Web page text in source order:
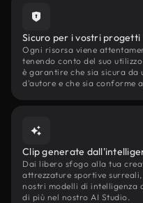
Sicuro per i vostri progetti
Ogni risorsa viene
tenendo conto del suo
è garantire che sia sicura
d'autore e che sia conforme
Clip generate
Dai libero sfogo alla tua
attrezzature sportive
nostri modelli di intelligenza
di più nel nostro AI Studio.